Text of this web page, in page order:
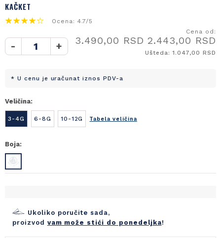
KAČKET
Ocena: 4.7/5
- +
Cena od:
3.490,00 RSD2.443,00 RSD
Ušteda: 1.047,00 RSD
* U cenu je uračunat iznos PDV-a
Veličina:
3-4G 6-8G 10-12G Tabela veličina
Boja:
Ukoliko poručite sada,
proizvod vam može stići do ponedeljka!